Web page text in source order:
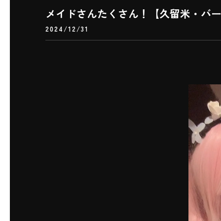
メイドさんたくさん！【久留米・バ
2024/12/31